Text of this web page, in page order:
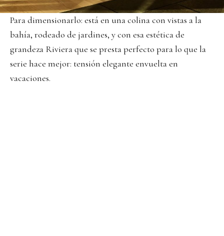
Para dimensionarlo: está en una colina con vistas a la
bahía, rodeado de jardines, y con esa estética de
grandeza Riviera que se presta perfecto para lo que la
serie hace mejor: tensión elegante envuelta en
vacaciones.